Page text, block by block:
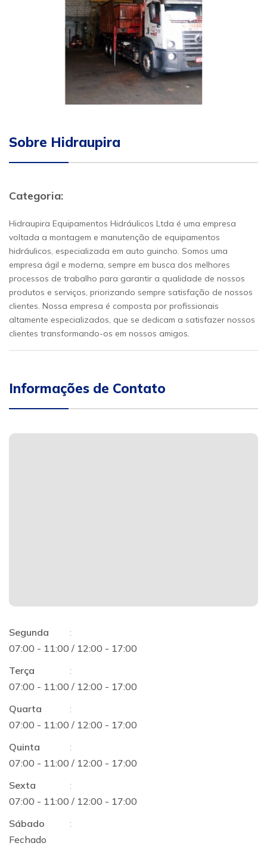
Sobre Hidraupira
Categoria:
Hidraupira Equipamentos Hidráulicos Ltda é uma empresa
voltada a montagem e manutenção de equipamentos
hidráulicos, especializada em auto guincho. Somos uma
empresa ágil e moderna, sempre em busca dos melhores
processos de trabalho para garantir a qualidade de nossos
produtos e serviços, priorizando sempre satisfação de nossos
clientes. Nossa empresa é composta por profissionais
altamente especializados, que se dedicam a satisfazer nossos
clientes transformando-os em nossos amigos.
Informações de Contato
Segunda
:
07:00 - 11:00 / 12:00 - 17:00
Terça
:
07:00 - 11:00 / 12:00 - 17:00
Quarta
:
07:00 - 11:00 / 12:00 - 17:00
Quinta
:
07:00 - 11:00 / 12:00 - 17:00
Sexta
:
07:00 - 11:00 / 12:00 - 17:00
Sábado
:
Fechado